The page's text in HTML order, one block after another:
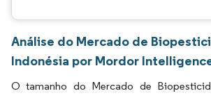
Análise do Mercado de
Indonésia por Mordor
O tamanho do Mercado de